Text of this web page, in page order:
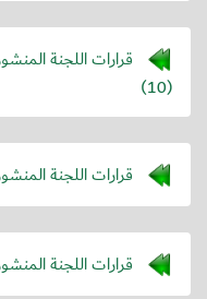
قرارات اللجنة
(10)
قرارات اللجنة
قرارات اللجنة